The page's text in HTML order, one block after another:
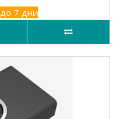
7 дни